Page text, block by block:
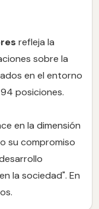
refleja la
sobre la
en el entorno
94 posiciones.
en la dimensión
su compromiso
la sociedad". En